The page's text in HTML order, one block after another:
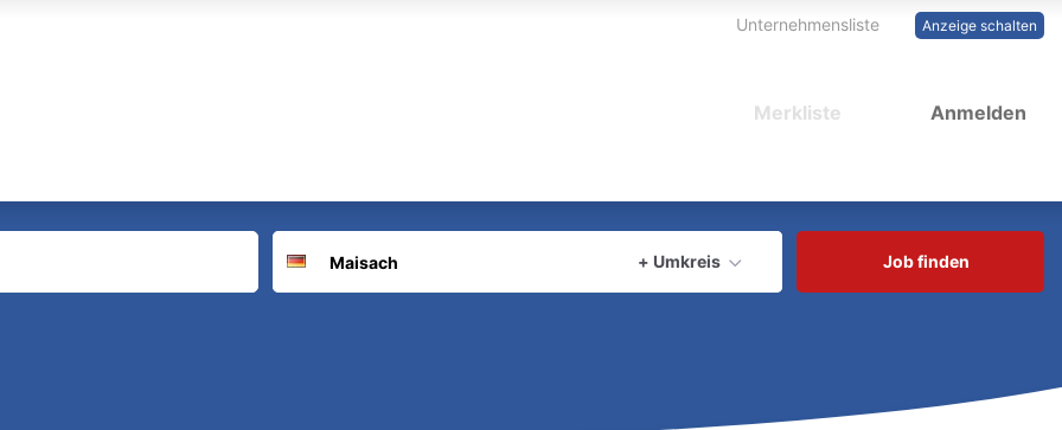
Anzeige schalten
Unternehmensliste
Anmelden
Merkliste
Deutschland
+ Umkreis
aktuellen Ort verwenden
Job finden